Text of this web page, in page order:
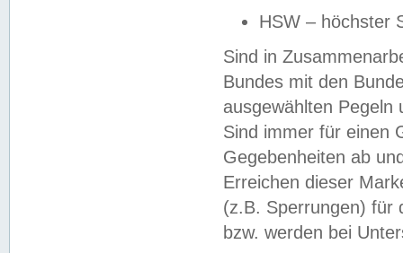
HSW – höchster
Sind in
Bundes mit den
ausgewählten
Sind immer für einen
Gegebenheiten ab
Erreichen dieser
(z.B. Sperrungen) für
bzw. werden bei